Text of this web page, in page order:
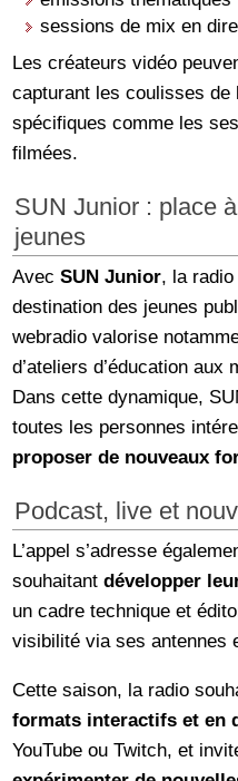
sessions de mix en
Les créateurs vidéo
capturant les coulisses de
spécifiques comme les
filmées.
SUN Junior : place
jeunes
AvecSUN Junior, la
destination des jeunes
webradio valorise
d’ateliers d’éducation aux
Dans cette dynamique,
toutes les personnes
proposer de nouveaux
Podcast, live et
L’appel s’adresse
souhaitantdévelopper
un cadre technique et
visibilité via ses antennes
Cette saison, la radio
formats interactifs et en
YouTube ou Twitch, et